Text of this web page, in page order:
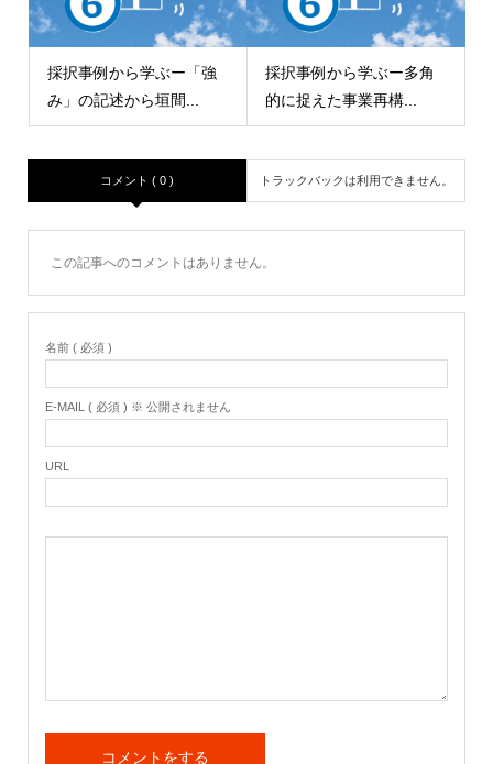
採択事例から学ぶー「強
み」の記述から垣間...
採択事例から学ぶー多角
的に捉えた事業再構...
コメント ( 0 ) トラックバックは利用できません。
この記事へのコメントはありません。
名前 ( 必須 )
E-MAIL ( 必須 ) ※ 公開されません
URL